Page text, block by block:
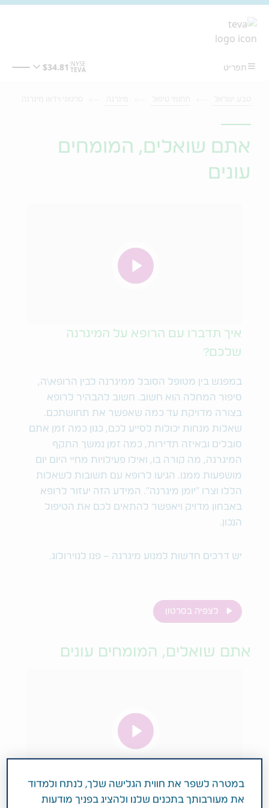
אתם שואלים, המומחים
עונים
איך תדברו עם הרופא על המיגרנה
שלכם?
במפגש בין מטופל הסובל ממיגרנה לבין הרופא\ה,
סיפור המחלה הוא חשוב. חשוב להבהיר לרופא
בצורה מדויקת עד כמה שאפשר את תחושתכם.
שאלות מנחות יכולות לסייע לכם, כגון כמה זמן אתם
סובלים ובאיזה תדירות, כמה זמן נמשך התקף
המיגרנה, מה קורה בו, ואילו פעילויות מחיי היום יום
מושפעות ממנו. הגיעו לרופא עם תשובות לשאלות
הללו וצרו "יומן מיגרנה". המידע הזה יעזור לרופא
באבחון מדויק ויאפשר להתאים לכם את הטיפול
הנכון.
יש דרכים חדשות למנוע מיגרנה – פנו לנוירולוג.
לצפיה בסרטון
אתם שואלים, המומחים עונים
במטרה לשפר את חווית הגלישה שלך, לנתח ולמדוד
את מעורבותך בתכנים שלנו ולהציג בפניך מודעות